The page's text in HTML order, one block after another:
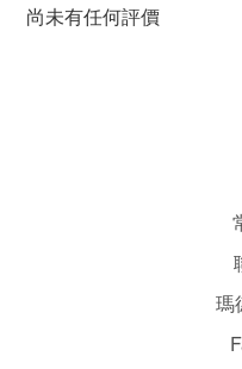
尚未有任何評價
瑪